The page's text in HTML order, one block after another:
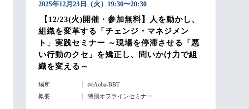
2025年12月23日（火）19:30〜20:30
【12/23(火)開催・参加無料】人を動かし、
組織を変革する「チェンジ・マネジメン
ト」実践セミナー ～現場を停滞させる「悪
い行動のクセ」を矯正し、問いかけ力で組
織を変える～
場所
㈱Aoba-BBT
概要
特別オフラインセミナー